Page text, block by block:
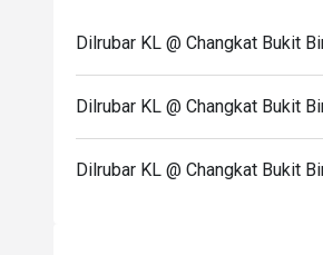
Dilrubar KL @ Changkat Bukit
Dilrubar KL @ Changkat Bukit
Dilrubar KL @ Changkat Bukit